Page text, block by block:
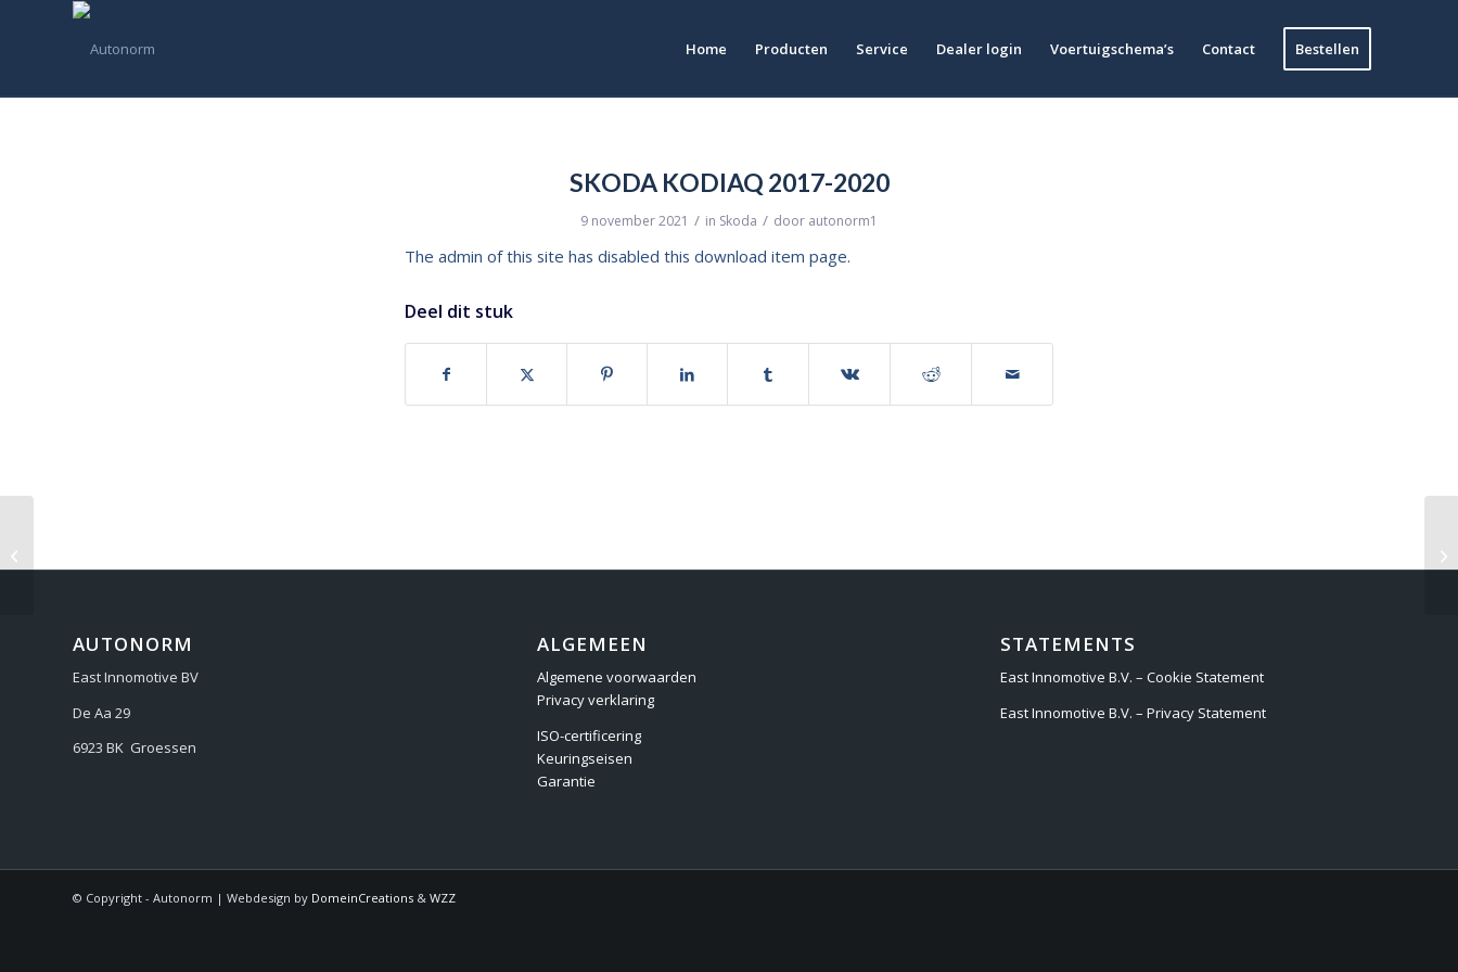
Home Producten Service Dealer login Voertuigschema’s Contact Bestellen
SKODA KODIAQ 2017-2020
9 november 2021 / in Skoda / door autonorm1
The admin of this site has disabled this download item page.
Deel dit stuk
AUTONORM
East Innomotive BV
De Aa 29
6923 BK Groessen
ALGEMEEN
Algemene voorwaarden
Privacy verklaring
ISO-certificering
Keuringseisen
Garantie
STATEMENTS
East Innomotive B.V. – Cookie Statement
East Innomotive B.V. – Privacy Statement
© Copyright - Autonorm | Webdesign by DomeinCreations & WZZ